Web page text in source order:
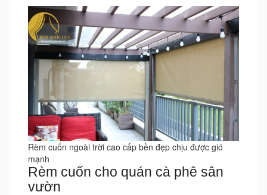
Rèm cuốn ngoài trời cao cấp bền đẹp chịu được gió
mạnh
Rèm cuốn cho quán cà phê sân
vườn